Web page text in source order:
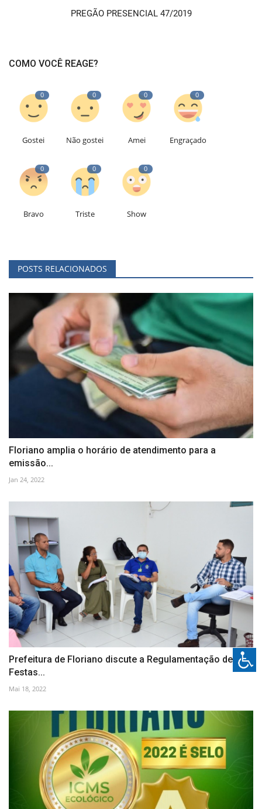
PREGÃO PRESENCIAL 47/2019
COMO VOCÊ REAGE?
0
Gostei
0
Não gostei
0
Amei
0
Engraçado
0
Bravo
0
Triste
0
Show
POSTS RELACIONADOS
Floriano amplia o horário de atendimento para a
emissão...
Jan 24, 2022
Prefeitura de Floriano discute a Regulamentação de
Festas...
Mai 18, 2022